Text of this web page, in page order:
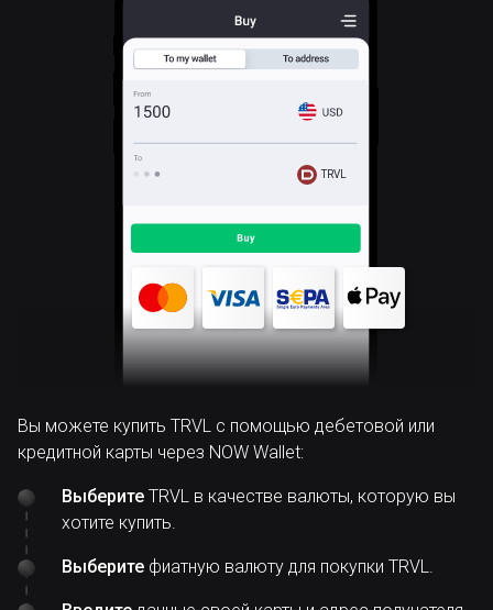
TRVL
Вы можете купить TRVL с помощью дебетовой или
кредитной карты через NOW Wallet:
Выберите TRVL в качестве валюты, которую вы
хотите купить.
Выберите фиатную валюту для покупки TRVL.